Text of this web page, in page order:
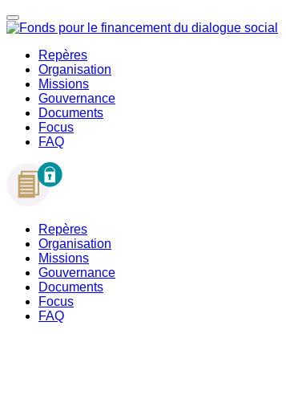
Repères
Organisation
Missions
Gouvernance
Documents
Focus
FAQ
Repères
Organisation
Missions
Gouvernance
Documents
Focus
FAQ